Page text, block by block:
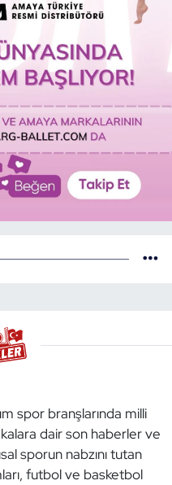
spor branşlarında milli
dair son haberler ve
sporun nabzını tutan
futbol ve basketbol